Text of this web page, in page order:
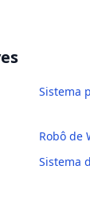
Sistema
Robô de
Sistema